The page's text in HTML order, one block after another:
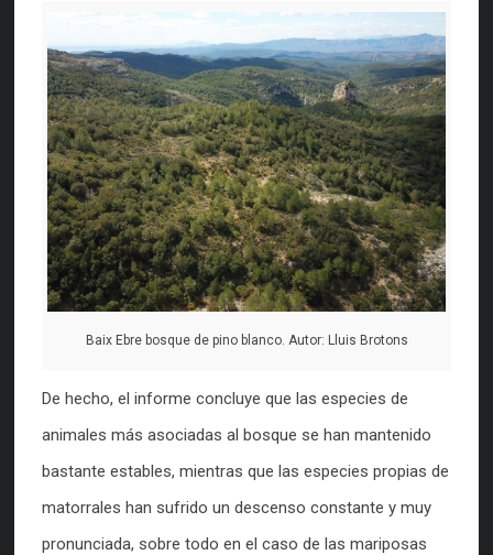
Baix Ebre bosque de pino blanco. Autor: Lluis Brotons
De hecho, el informe concluye que las especies de
animales más asociadas al bosque se han mantenido
bastante estables, mientras que las especies propias de
matorrales han sufrido un descenso constante y muy
pronunciada, sobre todo en el caso de las mariposas